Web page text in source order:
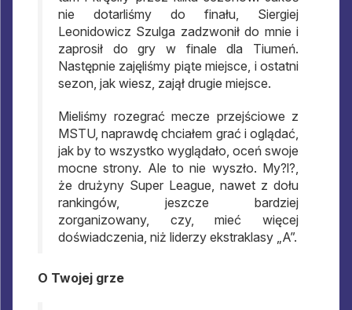
nie dotarliśmy do finału, Siergiej
Leonidowicz Szulga zadzwonił do mnie i
zaprosił do gry w finale dla Tiumeń.
Następnie zajęliśmy piąte miejsce, i ostatni
sezon, jak wiesz, zajął drugie miejsce.
Mieliśmy rozegrać mecze przejściowe z
MSTU, naprawdę chciałem grać i oglądać,
jak by to wszystko wyglądało, oceń swoje
mocne strony. Ale to nie wyszło. My?l?,
że drużyny Super League, nawet z dołu
rankingów, jeszcze bardziej
zorganizowany, czy, mieć więcej
doświadczenia, niż liderzy ekstraklasy „A”.
O Twojej grze